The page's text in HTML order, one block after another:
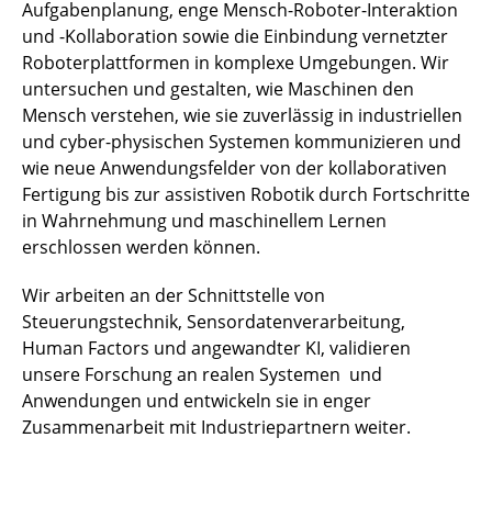
Aufgabenplanung, enge Mensch-Roboter-Interaktion
und -Kollaboration sowie die Einbindung vernetzter
Roboterplattformen in komplexe Umgebungen. Wir
untersuchen und gestalten, wie Maschinen den
Mensch verstehen, wie sie zuverlässig in industriellen
und cyber-physischen Systemen kommunizieren und
wie neue Anwendungsfelder von der kollaborativen
Fertigung bis zur assistiven Robotik durch Fortschritte
in Wahrnehmung und maschinellem Lernen
erschlossen werden können.
Wir arbeiten an der Schnittstelle von
Steuerungstechnik, Sensordatenverarbeitung,
Human Factors und angewandter KI, validieren
unsere Forschung an realen Systemen und
Anwendungen und entwickeln sie in enger
Zusammenarbeit mit Industriepartnern weiter.